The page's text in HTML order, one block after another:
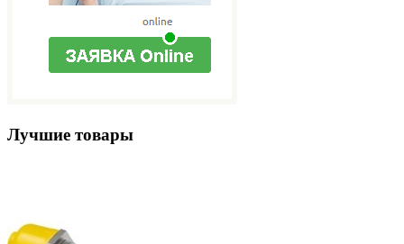
Лучшие товары